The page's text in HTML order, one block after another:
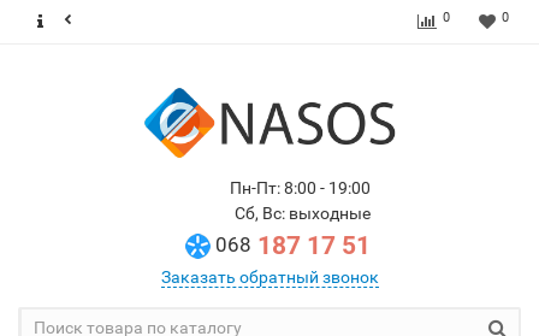
0 0
Пн-Пт: 8:00 - 19:00
Сб, Вс: выходные
068 187 17 51
Заказать обратный звонок